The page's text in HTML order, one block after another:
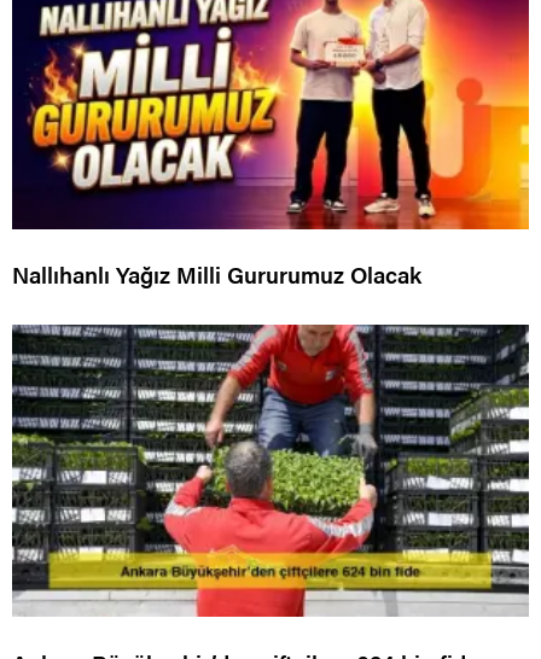
Nallıhanlı Yağız Milli Gururumuz Olacak